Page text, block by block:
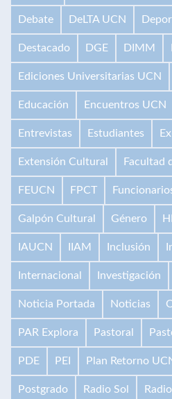
Debate DeLTA UCN
Destacado DGE DIMM
Ediciones Universitarias UCN
Educación Encuentros UCN
Entrevistas Estudiantes
Extensión Cultural Facultad
FEUCN FPCT
Galpón Cultural Género
IAUCN IIAM Inclusión
Internacional Investigación
Noticia Portada Noticias
PAR Explora Pastoral
PDE PEI Plan Retorno
Postgrado Radio Sol